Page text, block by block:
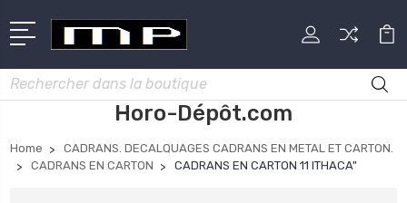
Rechercher
Horo-Dépôt.com
Home
CADRANS. DECALQUAGES CADRANS EN METAL ET CARTON.
CADRANS EN CARTON
CADRANS EN CARTON 11 ITHACA"